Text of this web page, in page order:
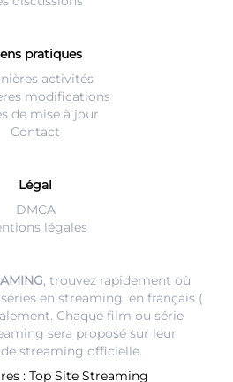
pratiques
activités
modifications
de mise à jour
Contact
Légal
DMCA
légales
, trouvez rapidement où
en streaming, en français (
Chaque film ou série
sera proposé sur leur
streaming officielle.
: Top Site Streaming